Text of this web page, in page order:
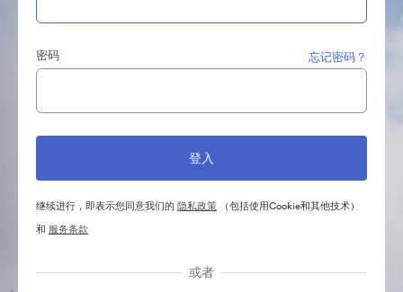
密码 忘记密码？
继续进行，即表示您同意我们的 隐私政策 （包括使用Cookie和其他技术）
和 服务条款
或者